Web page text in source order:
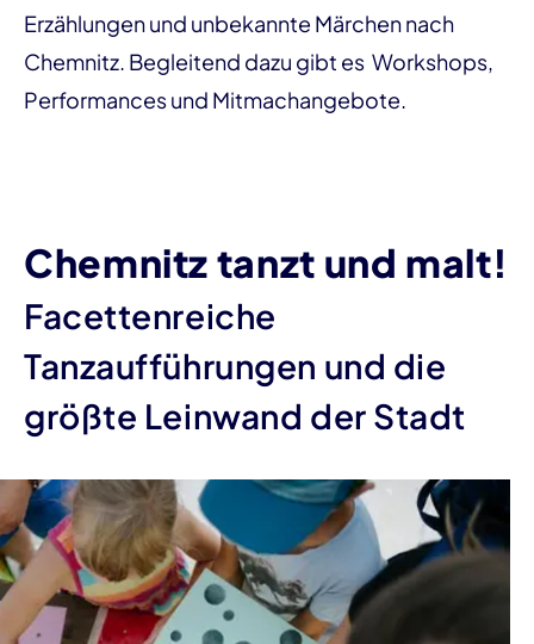
Erzählungen und unbekannte Märchen nach
Chemnitz. Begleitend dazu gibt es Workshops,
Performances und Mitmachangebote.
Chemnitz tanzt und malt!
Facettenreiche
Tanzaufführungen und die
größte Leinwand der Stadt